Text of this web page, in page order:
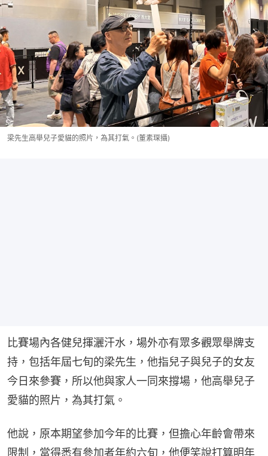
梁先生高舉兒子愛貓的照片，為其打氣。(董素琛攝)
比賽場內各健兒揮灑汗水，場外亦有眾多觀眾舉牌支
持，包括年屆七旬的梁先生，他指兒子與兒子的女友
今日來參賽，所以他與家人一同來撐場，他高舉兒子
愛貓的照片，為其打氣。
他說，原本期望參加今年的比賽，但擔心年齡會帶來
限制，當得悉有參加者年約六旬，他便笑說打算明年